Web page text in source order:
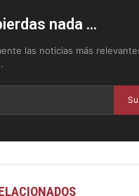
nada ...
las noticias más